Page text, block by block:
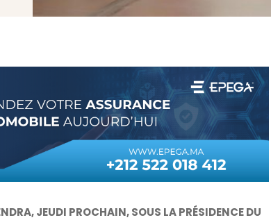
JEUDI PROCHAIN, SOUS LA PRÉSIDENCE DU